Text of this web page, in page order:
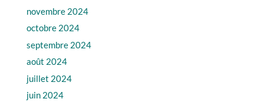
novembre 2024
octobre 2024
septembre 2024
août 2024
juillet 2024
juin 2024